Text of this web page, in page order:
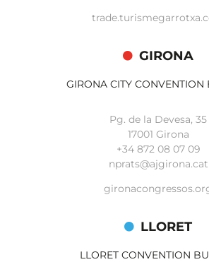
GIRONA
GIRONA CITY CONVENTION
Pg. de la Devesa, 35
17001 Girona
+34 872 08 07 09
nprats@ajgirona.cat
LLORET
LLORET CONVENTION